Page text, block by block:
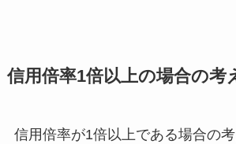
信用倍率1倍以上の場合の考
信用倍率が1倍以上である場合の